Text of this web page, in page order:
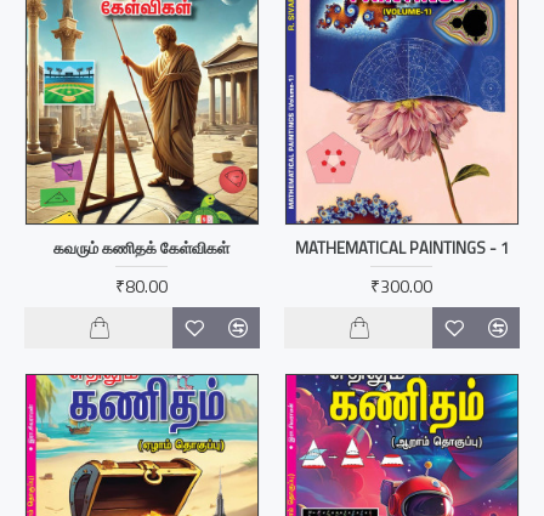
கவரும் கணிதக் கேள்விகள்
₹80.00
MATHEMATICAL PAINTINGS - 1
₹300.00